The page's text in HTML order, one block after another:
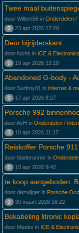
Twee maal
door Willem56 in Onderdelen /
0
23 apr 2026 17:28
Deur bijrijderskant
door fuchs in ICE &
0
19 apr 2026 13:18
Abandoned G-body -
door Surfroy01 in Internet &
0
17 apr 2026 8:27
Porsche 992
door AvH in Onderdelen /
0
10 apr 2026 11:17
Reiskoffer Porsche
door bladerunner in
0
10 apr 2026 9:42
te koop aangeboden:
door dezwijger in Porsche
0
30 maart 2026 16:22
Bekabeling litronic
door Meeks in ICE &